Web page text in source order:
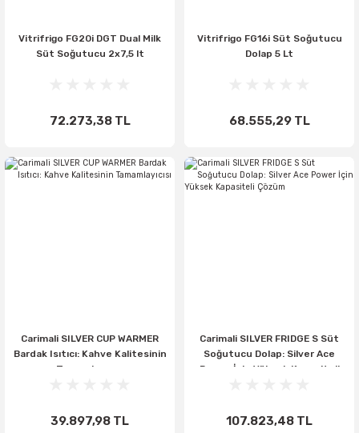
Vitrifrigo FG20i DGT Dual Milk
Süt Soğutucu 2x7,5 lt
72.273,38 TL
Vitrifrigo FG16i Süt Soğutucu
Dolap 5 Lt
68.555,29 TL
Carimali SILVER CUP WARMER
Bardak Isıtıcı: Kahve Kalitesinin
Tamamlayıcısı
39.897,98 TL
Carimali SILVER FRIDGE S Süt
Soğutucu Dolap: Silver Ace
Power İçin Yüksek Kapasiteli
107.823,48 TL